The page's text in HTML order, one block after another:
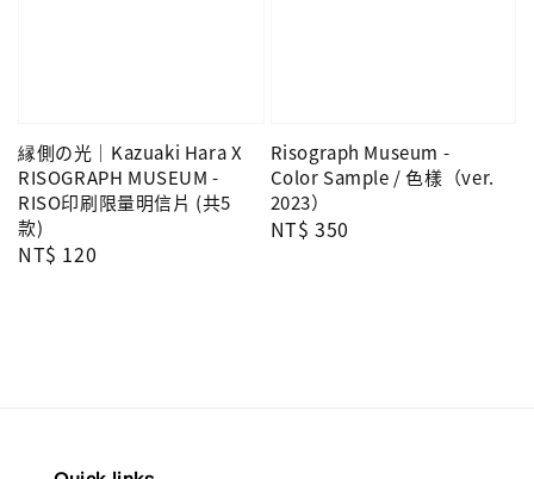
縁側の光｜Kazuaki Hara X
RISOGRAPH MUSEUM -
RISO印刷限量明信片 (共5
款)
Regular
NT$ 120
Risograph Museum -
Color Sample / 色樣（ver.
2023）
Regular
NT$ 350